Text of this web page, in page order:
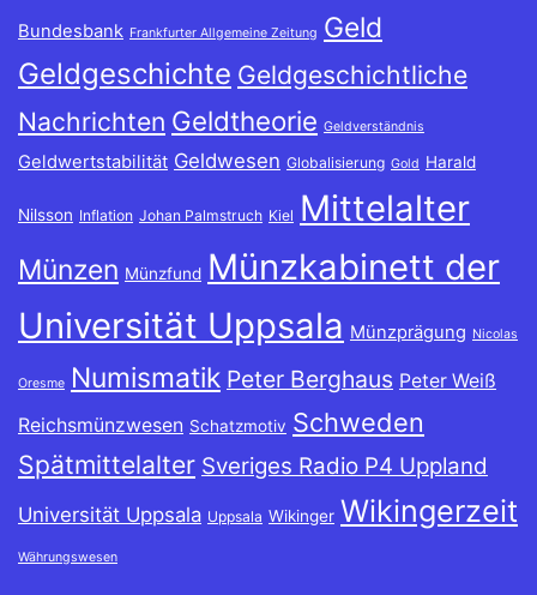
Bundesbank Frankfurter Allgemeine Zeitung Geld
Geldgeschichte Geldgeschichtliche
Nachrichten Geldtheorie Geldverständnis
Geldwertstabilität Geldwesen Globalisierung Gold Harald
Nilsson Inflation Johan Palmstruch Kiel Mittelalter
Münzen Münzfund Münzkabinett der
Universität Uppsala Münzprägung Nicolas
Oresme Numismatik Peter Berghaus Peter Weiß
Reichsmünzwesen Schatzmotiv Schweden
Spätmittelalter Sveriges Radio P4 Uppland
Universität Uppsala Uppsala Wikinger Wikingerzeit
Währungswesen